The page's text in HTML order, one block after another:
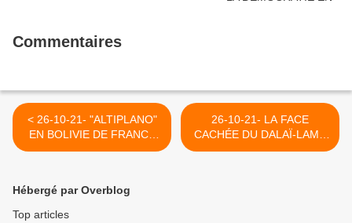
Commentaires
< 26-10-21- "ALTIPLANO"
EN BOLIVIE DE FRANCK
POUPEAU COMMENTE
MICHEL COLLON
26-10-21- LA FACE
CACHÉE DU DALAÏ-LAMA
>
Hébergé par Overblog
Top articles